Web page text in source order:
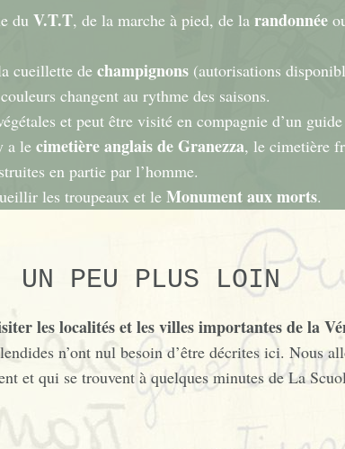
du V.T.T, de la marche à pied, de la randonnée
cueillette de champignons (autorisations
changent au rythme des saisons.
et peut être visité en compagnie d’un
a le cimetière anglaisde Granezza, le cimetière
en partie par l’homme.
les troupeaux et le Monument aux morts.
UN PEU PLUS LOIN
les localités et les villes importantes de la
n’ont nul besoin d’être décrites ici. Nous
et qui se trouvent à quelques minutes de La